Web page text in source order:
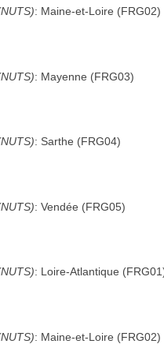
: Maine-et-Loire (FRG02)
: Mayenne (FRG03)
: Sarthe (FRG04)
:Vendée (FRG05)
: Loire-Atlantique (FRG01
: Maine-et-Loire (FRG02)